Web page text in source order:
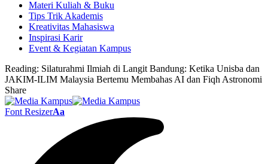
Materi Kuliah & Buku
Tips Trik Akademis
Kreativitas Mahasiswa
Inspirasi Karir
Event & Kegiatan Kampus
Reading: Silaturahmi Ilmiah di Langit Bandung: Ketika Unisba dan
JAKIM-ILIM Malaysia Bertemu Membahas AI dan Fiqh Astronomi
Share
Font ResizerAa